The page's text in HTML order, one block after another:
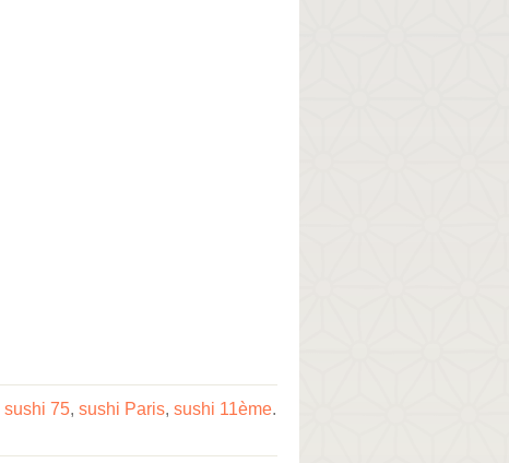
sushi 75, sushi Paris, sushi 11ème.